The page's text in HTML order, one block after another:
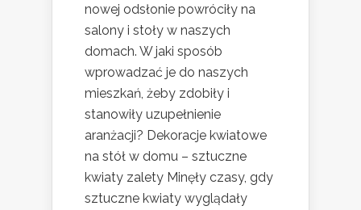
nowej odsłonie powróciły na
salony i stoły w naszych
domach. W jaki sposób
wprowadzać je do naszych
mieszkań, żeby zdobiły i
stanowiły uzupełnienie
aranżacji? Dekoracje kwiatowe
na stół w domu – sztuczne
kwiaty zalety Minęły czasy, gdy
sztuczne kwiaty wyglądały